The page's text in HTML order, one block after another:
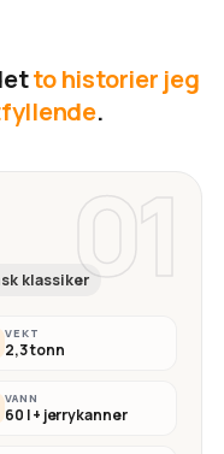
to historier jeg
.
01
klassiker
VEKT
2,3 tonn
VANN
60 l + jerrykanner